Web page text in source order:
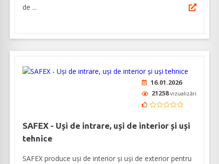
de ...
16.01.2026
21258vizualizări
SAFEX - Uși de intrare, uși de interior și uși
tehnice
SAFEX produce uși de interior și uși de exterior pentru